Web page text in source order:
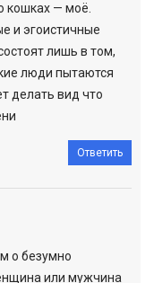
кошках — моё.
и эгоистичные
лишь в том,
люди пытаются
делать вид что
Ответить
о безумно
или мужчина